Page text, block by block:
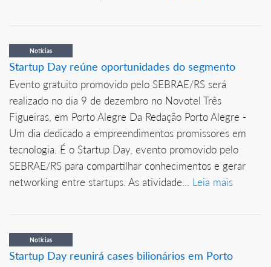
Notícias
Startup Day reúne oportunidades do segmento
Evento gratuito promovido pelo SEBRAE/RS será
realizado no dia 9 de dezembro no Novotel Três
Figueiras, em Porto Alegre Da Redação Porto Alegre -
Um dia dedicado a empreendimentos promissores em
tecnologia. É o Startup Day, evento promovido pelo
SEBRAE/RS para compartilhar conhecimentos e gerar
networking entre startups. As atividade... Leia mais
Notícias
Startup Day reunirá cases bilionários em Porto